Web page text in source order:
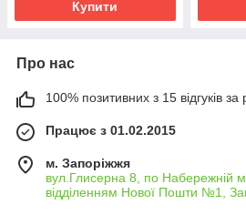
Купити
Про нас
100% позитивних з 15 відгуків за
Працює з 01.02.2015
м. Запоріжжя
вул.Глисерна 8, по Набережній
відділенням Нової Пошти №1,